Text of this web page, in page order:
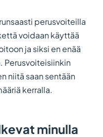
perusvoiteilla
voidaan käyttää
ja siksi en enää
Perusvoiteisiinkin
niitä saan sentään
kerralla.
minulla